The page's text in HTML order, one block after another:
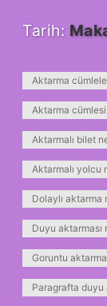
Tarih:
Aktarma
Aktarma
Aktarmalı bilet
Aktarmalı yolcu
Dolaylı aktarma
Duyu aktarması
Goruntu
Paragrafta duyu